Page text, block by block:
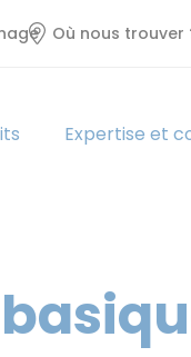
Où nous trouver
Expertise et